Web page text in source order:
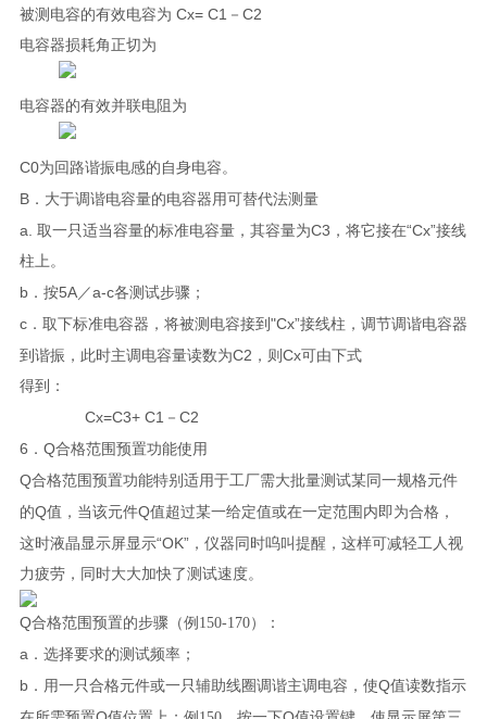
被测电容的有效电容为 Cx= C1 － C2
电容器损耗角正切为
电容器的有效并联电阻为
C0为回路谐振电感的自身电容。
B．大于调谐电容量的电容器用可替代法测量
a. 取一只适当容量的标准电容量，其容量为C3 ，将它接在“Cx”接线
柱上。
b．按5A／a-c各测试步骤；
c．取下标准电容器，将被测电容接到 "Cx”接线柱，调节调谐电容器
到谐振，此时主调电容量读数为C2 ，则 Cx可由下式
得到：
Cx=C3+ C1 － C2
6 ． Q合格范围预置功能使用
Q合格范围预置功能特别适用于工厂需大批量测试某同一规格元件
的Q值，当该元件Q值超过某一给定值或在一定范围内即为合格，
这时液晶显示屏显示“OK”，仪器同时呜叫提醒，这样可减轻工人视
力疲劳，同时大大加快了测试速度。
Q合格范围预置的步骤（例150-170）：
a ．选择要求的测试频率；
b．用一只合格元件或一只辅助线圈调谐主调电容，使Q值读数指示